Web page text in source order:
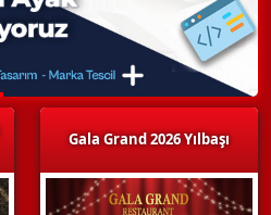
Gala Grand 2026 Yılbaşı